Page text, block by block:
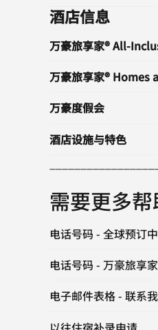
酒店信息
万豪旅享家® All-
万豪旅享家® Homes
万豪度假会
酒店设施与特色
需要更多帮
电话号码 - 全球预订
电话号码 - 万豪旅享家
电子邮件表格 - 联系